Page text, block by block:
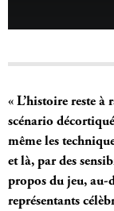
« L’histoire reste à
scénario
même les
et là, par des
propos du jeu, au-
représentants